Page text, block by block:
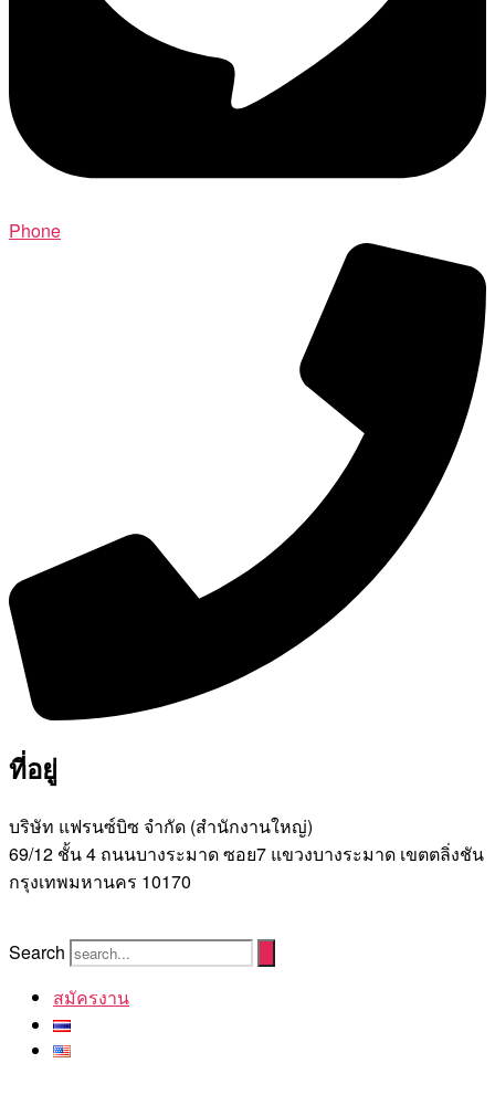
Phone
ที่อยู่
บริษัท แฟรนซ์บิซ จํากัด (สํานักงานใหญ่)
69/12 ชั้น 4 ถนนบางระมาด ซอย7 แขวงบางระมาด เขตตลิ่งชัน
กรุงเทพมหานคร 10170
Search
สมัครงาน